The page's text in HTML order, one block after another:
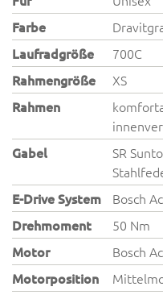
Farbe
Laufradgröße
700C
Rahmengröße
XS
Rahmen
Gabel
SR
E-Drive System
Bosch
Drehmoment
50 Nm
Motor
Bosch
Motorposition